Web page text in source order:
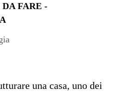
FARE -
una casa, uno dei